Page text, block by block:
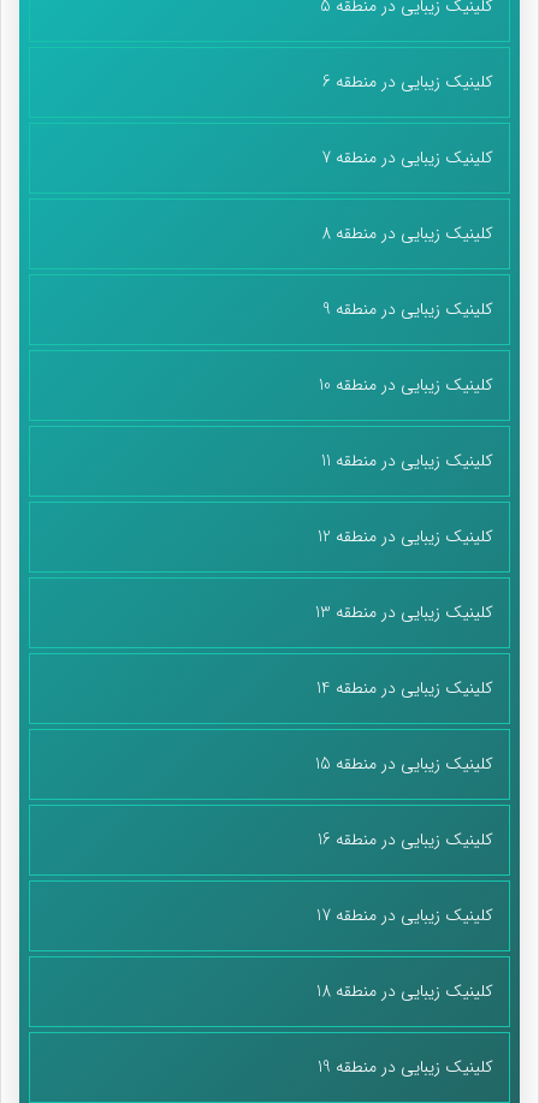
پایان پیام/ت
کلینیک زیبایی در منطقه 5
کلینیک زیبایی در منطقه 6
کلینیک زیبایی در منطقه 7
کلینیک زیبایی در منطقه 8
کلینیک زیبایی در منطقه 9
کلینیک زیبایی در منطقه 10
کلینیک زیبایی در منطقه 11
کلینیک زیبایی در منطقه 12
کلینیک زیبایی در منطقه 13
کلینیک زیبایی در منطقه 14
کلینیک زیبایی در منطقه 15
کلینیک زیبایی در منطقه 16
کلینیک زیبایی در منطقه 17
کلینیک زیبایی در منطقه 18
کلینیک زیبایی در منطقه 19